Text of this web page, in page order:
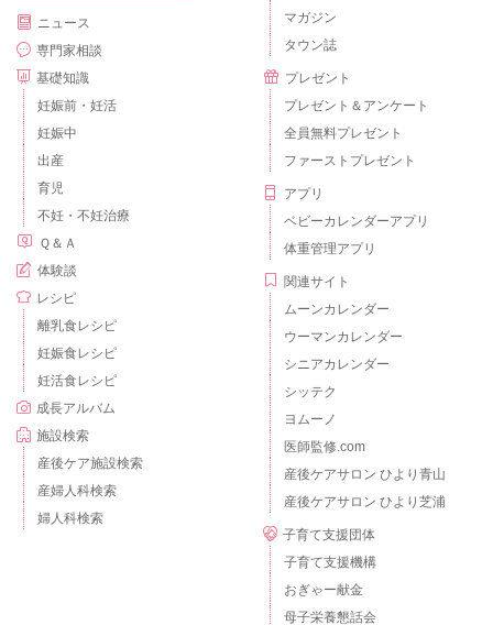
ニュース
専門家相談
基礎知識
妊娠前・妊活
妊娠中
出産
育児
不妊・不妊治療
Ｑ＆Ａ
体験談
レシピ
離乳食レシピ
妊娠食レシピ
妊活食レシピ
成長アルバム
施設検索
産後ケア施設検索
産婦人科検索
婦人科検索
マガジン
タウン誌
プレゼント
プレゼント＆アンケート
全員無料プレゼント
ファーストプレゼント
アプリ
ベビーカレンダーアプリ
体重管理アプリ
関連サイト
ムーンカレンダー
ウーマンカレンダー
シニアカレンダー
シッテク
ヨムーノ
医師監修.com
産後ケアサロン ひより青山
産後ケアサロン ひより芝浦
子育て支援団体
子育て支援機構
おぎゃー献金
母子栄養懇話会